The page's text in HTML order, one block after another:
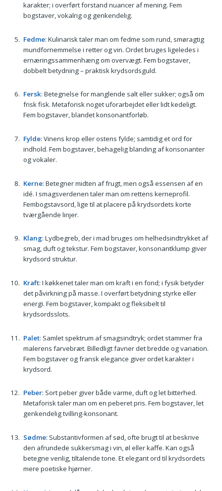
karakter; i overført forstand nuancer af mening. Fem
bogstaver, vokalrig og genkendelig.
Fedme: Kulinarisk taler man om fedme som rund, smøragtig
mundfornemmelse i retter og vin. Ordet bruges ligeledes i
ernæringssammenhæng om overvægt. Fem bogstaver,
dobbelt betydning – praktisk krydsordsguld.
Fersk: Betegnelse for manglende salt eller sukker; også om
frisk fisk. Metaforisk noget uforarbejdet eller lidt kedeligt.
Fem bogstaver, blandet konsonantforløb.
Fylde: Vinens krop eller ostens fylde; samtidig et ord for
indhold. Fem bogstaver, behagelig blanding af konsonanter
og vokaler.
Kerne: Betegner midten af frugt, men også essensen af en
idé. I smagsverdenen taler man om rettens kerneprofil.
Fembogstavsord, lige til at placere på krydsordets korte
tværgående linjer.
Klang: Lydbegreb, der i mad bruges om helhedsindtrykket af
smag, duft og tekstur. Fem bogstaver, konsonantklump giver
krydsord struktur.
Kraft: I køkkenet taler man om kraft i en fond; i fysik betyder
det påvirkning på masse. I overført betydning styrke eller
energi. Fem bogstaver, kompakt og fleksibelt til
krydsordsslots.
Palet: Samlet spektrum af smagsindtryk; ordet stammer fra
malerens farvebræt. Billedligt favner det bredde og variation.
Fem bogstaver og fransk elegance giver ordet karakter i
krydsord.
Peber: Sort peber giver både varme, duft og let bitterhed.
Metaforisk taler man om en peberet pris. Fem bogstaver, let
genkendelig tvilling-konsonant.
Sødme: Substantivformen af sød, ofte brugt til at beskrive
den afrundede sukkersmag i vin, øl eller kaffe. Kan også
betegne venlig, tiltalende tone. Et elegant ord til krydsordets
mere poetiske hjørner.